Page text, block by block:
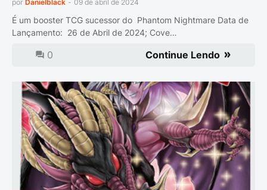
por Danielblack - 09 de abril de 2024
É um booster TCG sucessor do Phantom Nightmare Data de
Lançamento: 26 de Abril de 2024; Cove…
0 Continue Lendo